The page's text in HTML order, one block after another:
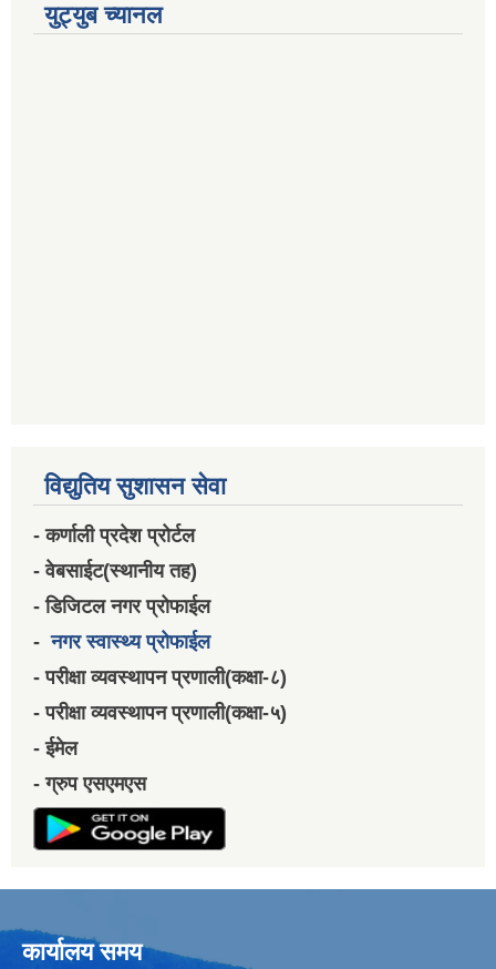
युट्युब च्यानल
विद्युतिय सुशासन सेवा
- कर्णाली प्रदेश प्रोर्टल
- वेबसाईट(स्थानीय तह)
- डिजिटल नगर प्रोफाईल
-नगर स्वास्थ्य प्रोफाईल
- परीक्षा व्यवस्थापन प्रणाली(कक्षा-८)
- परीक्षा व्यवस्थापन प्रणाली(कक्षा-५)
- ईमेल
- ग्रुप एसएमएस
कार्यालय समय